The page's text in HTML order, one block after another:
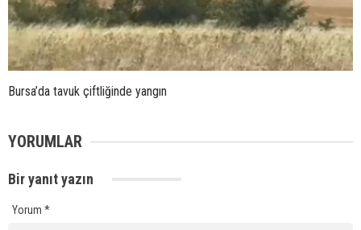
Bursa’da tavuk çiftliğinde yangın
YORUMLAR
Bir yanıt yazın
Yorum *